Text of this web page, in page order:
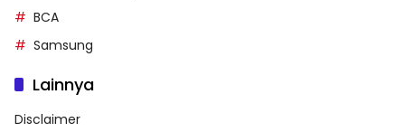
BCA
Samsung
Lainnya
Disclaimer